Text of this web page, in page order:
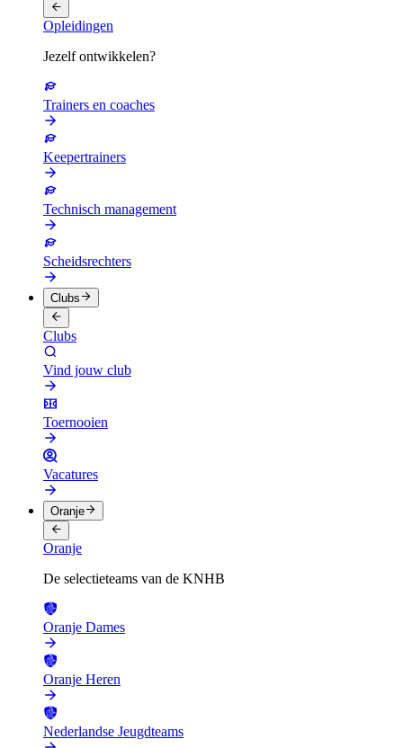
Opleidingen
Jezelf ontwikkelen?
Trainers en coaches
Keepertrainers
Technisch management
Scheidsrechters
Clubs
Clubs
Vind jouw club
Toernooien
Vacatures
Oranje
Oranje
De selectieteams van de KNHB
Oranje Dames
Oranje Heren
Nederlandse Jeugdteams